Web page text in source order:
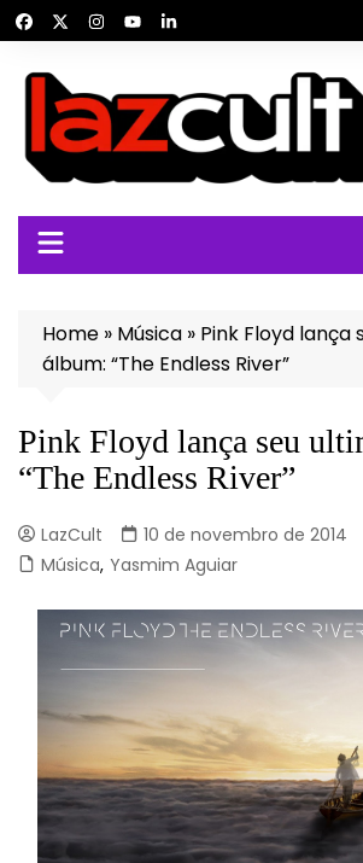
para
conteúdo
Home » Música » Pink Floyd lança
álbum: “The Endless River”
Pink Floyd lança seu
“The Endless River”
LazCult
10 de novembro de 2014
Música, Yasmim Aguiar